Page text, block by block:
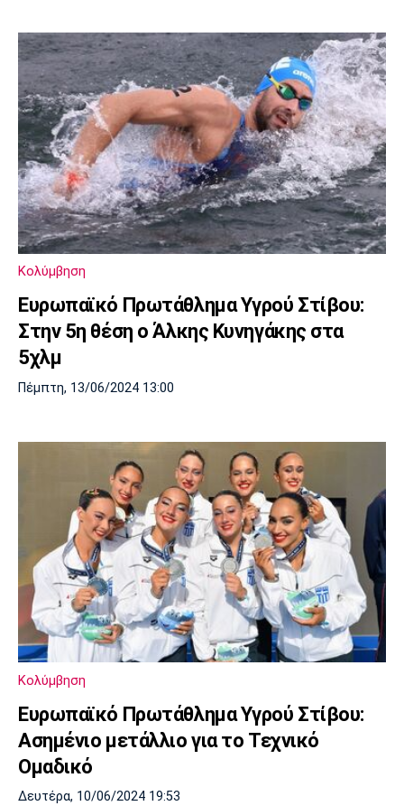
Κολύμβηση
Ευρωπαϊκό Πρωτάθλημα Υγρού Στίβου:
Στην 5η θέση ο Άλκης Κυνηγάκης στα
5χλμ
Πέμπτη, 13/06/2024 13:00
Κολύμβηση
Ευρωπαϊκό Πρωτάθλημα Υγρού Στίβου:
Ασημένιο μετάλλιο για το Τεχνικό
Ομαδικό
Δευτέρα, 10/06/2024 19:53